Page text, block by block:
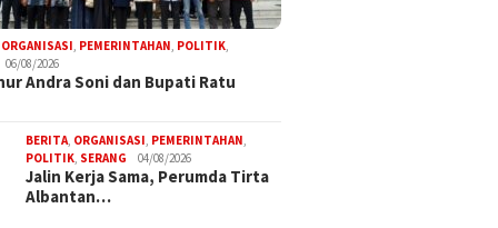
ORGANISASI, PEMERINTAHAN, POLITIK,
06/08/2026
Andra Soni dan Bupati Ratu
BERITA, ORGANISASI, PEMERINTAHAN,
POLITIK, SERANG 04/08/2026
Jalin Kerja Sama, Perumda Tirta
Albantan…